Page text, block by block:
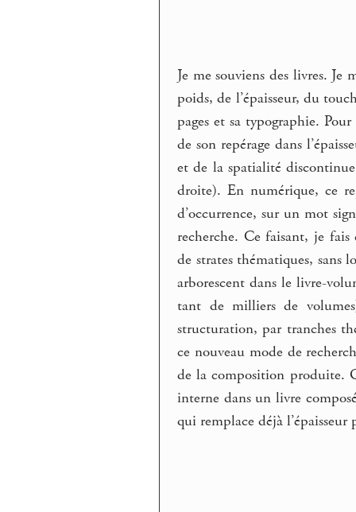
Je me souviens des livres.
poids, de l’épaisseur, du
pages et sa typographie.
de son repérage dans
et de la spatialité
droite). En numérique, ce
d’occurrence, sur un mot
recherche. Ce faisant, je
de strates thématiques, sans
arborescent dans le livre-
tant de milliers de
structuration, par tranches
ce nouveau mode de
de la composition produite.
interne dans un livre
qui remplace déjà